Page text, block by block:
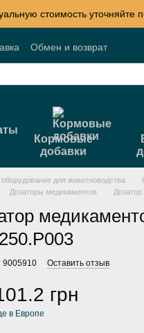
стоимость уточняйте
Обмен и возврат
Кормовые
добавки
для животноводства
Дозаторы медикаментов
9005910 Оставить отзыв
грн
в Европе